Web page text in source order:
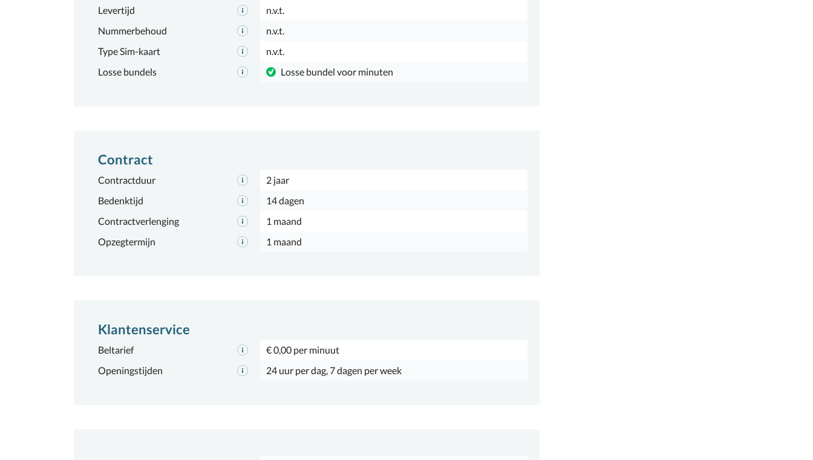
Levertijd
n.v.t.
Nummerbehoud
n.v.t.
Type Sim-kaart
n.v.t.
Losse bundels
Losse bundel voor minuten
Contract
Contractduur
2 jaar
Bedenktijd
14 dagen
Contractverlenging
1 maand
Opzegtermijn
1 maand
Klantenservice
Beltarief
€ 0,00 per minuut
Openingstijden
24 uur per dag, 7 dagen per week